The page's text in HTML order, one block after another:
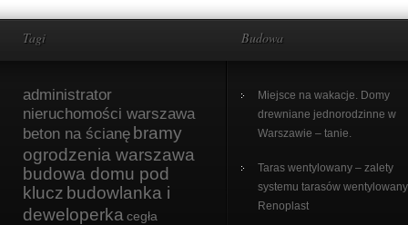
Tagi
administrator
nieruchomości warszawa
beton na ścianę bramy
ogrodzenia warszawa
budowa domu pod
klucz budowlanka i
deweloperka cegła
Budowa
Miejsce na wakacje. Domy
drewniane jednorodzinne w
Warszawie – tanie.
Taras wentylowany – zalety
systemu tarasów
Renoplast